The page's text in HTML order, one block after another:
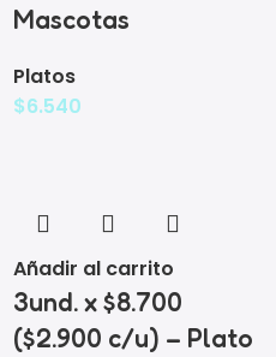
Mascotas
Platos
$6.540
Añadir al carrito
3und. x $8.700
($2.900 c/u) – Plato